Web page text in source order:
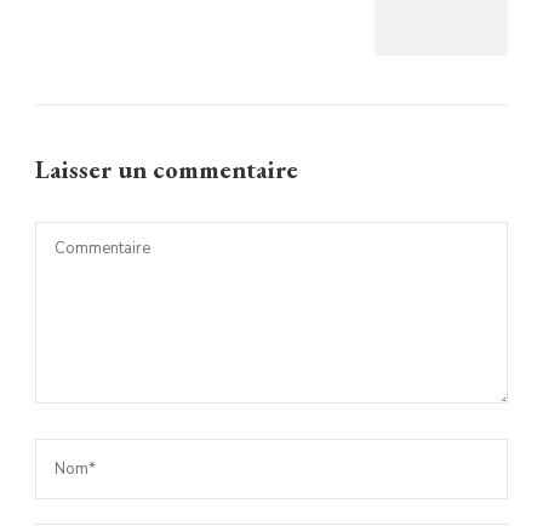
Laisser un commentaire